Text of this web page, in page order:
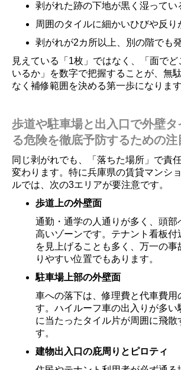
剥がれた跡の下地が黒く湿ってい
周囲のタイルに細かいひびや反り
剥がれが2カ所以上、別の階でも
見えている「1枚」ではなく、「面でど
いるか」を数字で把握することが、無
なく補修範囲を決める第一歩になります
歩道や駐車場と出入口で外壁タ
る危険を徹底予防するための注
同じ剥がれでも、「落ちた場所」で責
変わります。特に兵庫県の賃貸マンシ
ルでは、次の3エリアが要注意です。
歩道上の外壁面
通勤・通学の人通りが多く、頭部
高いゾーンです。テナント看板付
を見上げることも多く、万一の事
りやすい位置でもあります。
駐車場上部の外壁面
車への落下は、修理費と代車費用
す。ハイルーフ車の出入りが多い
に当たったタイル片が周囲に飛散
す。
建物出入口の庇周りとピロティ